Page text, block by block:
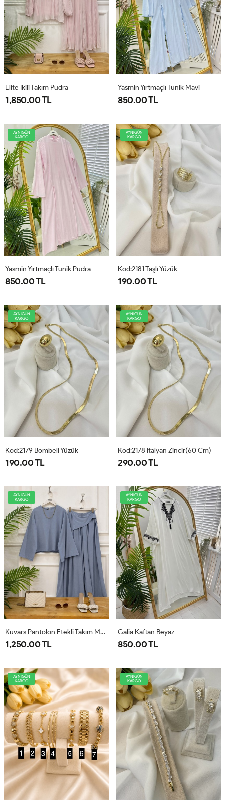
Elite Ikili Takım Pudra
1,850.00 TL
Yasmin Yırtmaçlı Tunik Mavi
850.00 TL
AYNIGÜN
KARGO
Yasmin Yırtmaçlı Tunik Pudra
850.00 TL
AYNIGÜN
KARGO
Kod:2181 Taşlı Yüzük
190.00 TL
AYNIGÜN
KARGO
Kod:2179 Bombeli Yüzük
190.00 TL
AYNIGÜN
KARGO
Kod:2178 İtalyan Zincir(60 Cm)
290.00 TL
AYNIGÜN
KARGO
Kuvars Pantolon Etekli Takım Mavi
1,250.00 TL
AYNIGÜN
KARGO
Galia Kaftan Beyaz
850.00 TL
AYNIGÜN
KARGO
AYNIGÜN
KARGO